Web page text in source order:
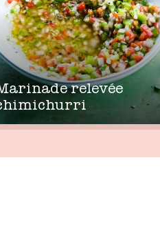
relevée